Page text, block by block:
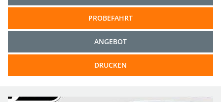
PROBEFAHRT
ANGEBOT
DRUCKEN